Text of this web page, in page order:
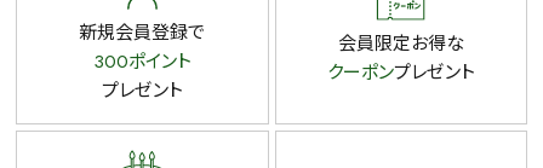
新規会員登録で
300ポイント
プレゼント
会員限定お得な
クーポンプレゼント